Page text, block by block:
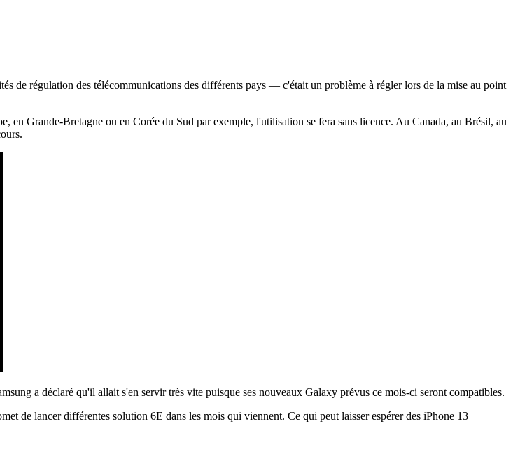
de régulation des télécommunications des différents pays — c'était un problème à régler lors de la mise au point
en Grande-Bretagne ou en Corée du Sud par exemple, l'utilisation se fera sans licence. Au Canada, au Brésil, au
a déclaré qu'il allait s'en servir très vite puisque ses nouveaux Galaxy prévus ce mois-ci seront compatibles.
de lancer différentes solution 6E dans les mois qui viennent. Ce qui peut laisser espérer des iPhone 13